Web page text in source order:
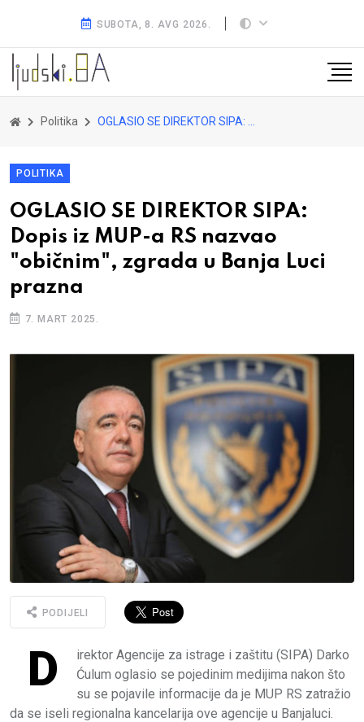
SUBOTA, 8. AVG 2026.
Politika OGLASIO SE DIREKTOR SIPA: Dopis iz MUP-a RS nazvao "običnim", zgrada u Banja Luci prazna
POLITIKA
OGLASIO SE DIREKTOR SIPA:
Dopis iz MUP-a RS nazvao
"običnim", zgrada u Banja Luci
prazna
7. MART 2025.
PODIJELI
D
irektor Agencije za istrage i zaštitu (SIPA) Darko
Ćulum oglasio se pojedinim medijima nakon što
su se pojavile informacije da je MUP RS zatražio
da se iseli regionalna kancelarija ove agencije u Banjaluci.